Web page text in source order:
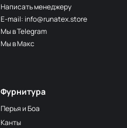
Фурнитура
Перья и Боа
Канты
Написать менеджеру
E-mail: info@runatex.store
Мы в Telegram
Мы в Макс